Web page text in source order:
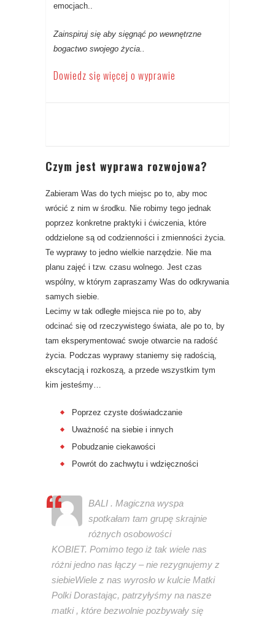
emocjach..
Zainspiruj się aby sięgnąć po wewnętrzne
bogactwo swojego życia..
Dowiedz się więcej o wyprawie
Czym jest wyprawa rozwojowa?
Zabieram Was do tych miejsc po to, aby moc
wrócić z nim w środku. Nie robimy tego jednak
poprzez konkretne praktyki i ćwiczenia, które
oddzielone są od codzienności i zmienności życia.
Te wyprawy to jedno wielkie narzędzie. Nie ma
planu zajęć i tzw. czasu wolnego. Jest czas
wspólny, w którym zapraszamy Was do odkrywania
samych siebie.
Lecimy w tak odległe miejsca nie po to, aby
odcinać się od rzeczywistego świata, ale po to, by
tam eksperymentować swoje otwarcie na radość
życia. Podczas wyprawy staniemy się radością,
ekscytacją i rozkoszą, a przede wszystkim tym
kim jesteśmy…
Poprzez czyste doświadczanie
Uważność na siebie i innych
Pobudzanie ciekawości
Powrót do zachwytu i wdzięczności
BALI . Magiczna wyspa
spotkałam tam grupę skrajnie
różnych osobowości
KOBIET. Pomimo tego iż tak wiele nas
różni jedno nas łączy – nie rezygnujemy z
siebieWiele z nas wyrosło w kulcie Matki
PolkiDorastając, patrzyłyśmy na nasze
matki , które bezwolnie pozbywały się